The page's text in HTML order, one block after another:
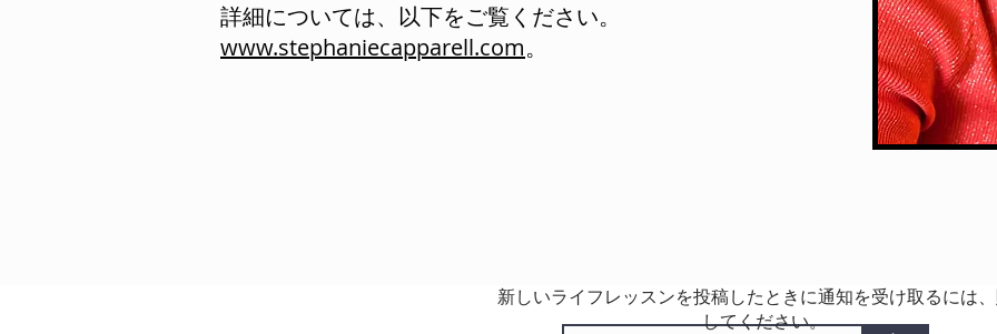
詳細については、以下をご覧ください。
www.stephaniecapparell.com。
新しいライフレッスンを投稿したときに通知を受け取るには
してください。